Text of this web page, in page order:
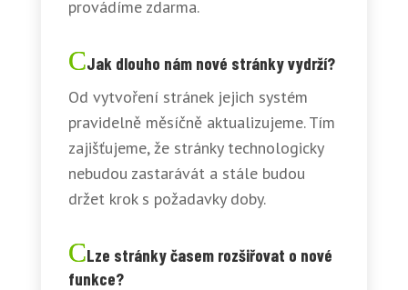
provádíme zdarma.
Jak dlouho nám nové stránky vydrží?
Od vytvoření stránek jejich systém
pravidelně měsíčně aktualizujeme. Tím
zajišťujeme, že stránky technologicky
nebudou zastarávát a stále budou
držet krok s požadavky doby.
Lze stránky časem rozšiřovat o nové
funkce?